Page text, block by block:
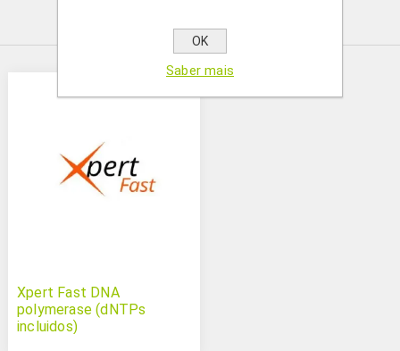
Produtos relacionados
Xpert Fast DNA
polymerase (dNTPs
incluidos)
OK
Saber mais